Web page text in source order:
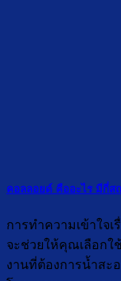
คอลลอยด์ คืออะไร มีกี่ส
การทำความเข้าใจ
จะช่วยให้คุณเลือกใ
งานที่ต้องการน้ำสะ